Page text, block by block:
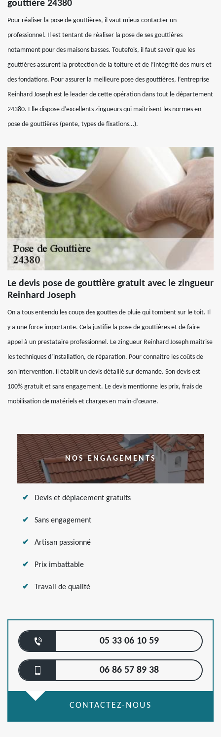
gouttière 24380
Pour réaliser la pose de gouttières, il vaut mieux contacter un
professionnel. Il est tentant de réaliser la pose de ses gouttières
notamment pour des maisons basses. Toutefois, il faut savoir que les
gouttières assurent la protection de la toiture et de l’intégrité des murs et
des fondations. Pour assurer la meilleure pose des gouttières, l’entreprise
Reinhard Joseph est le leader de cette opération dans tout le département
24380. Elle dispose d’excellents zingueurs qui maitrisent les normes en
pose de gouttières (pente, types de fixations…).
Le devis pose de gouttière gratuit avec le zingueur
Reinhard Joseph
On a tous entendu les coups des gouttes de pluie qui tombent sur le toit. Il
y a une force importante. Cela justifie la pose de gouttières et de faire
appel à un prestataire professionnel. Le zingueur Reinhard Joseph maitrise
les techniques d’installation, de réparation. Pour connaitre les coûts de
son intervention, il établit un devis détaillé sur demande. Son devis est
100% gratuit et sans engagement. Le devis mentionne les prix, frais de
mobilisation de matériels et charges en main-d’œuvre.
NOS ENGAGEMENTS
Devis et déplacement gratuits
Sans engagement
Artisan passionné
Prix imbattable
Travail de qualité
05 33 06 10 59
06 86 57 89 38
CONTACTEZ-NOUS